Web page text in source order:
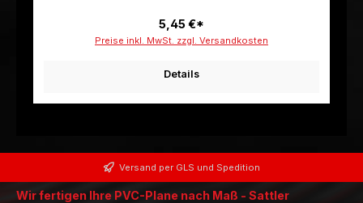
5,45 €*
Preise inkl. MwSt. zzgl. Versandkosten
Details
Versand per GLS und Spedition
Wir fertigen Ihre PVC-Plane nach Maß - Sattler